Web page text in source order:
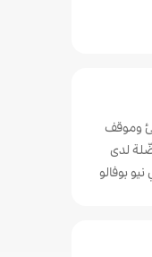
وموقف
لدى
بوفالو